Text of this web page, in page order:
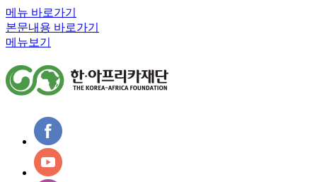
메뉴 바로가기
본문내용 바로가기
메뉴보기